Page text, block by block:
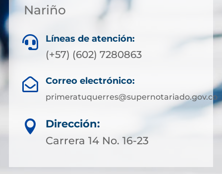
Nariño
 Líneas de atención:
(+57) (602) 7280863
 Correo electrónico:
primeratuquerres@supernotariado.gov.co

Dirección:
Carrera 14 No. 16-23